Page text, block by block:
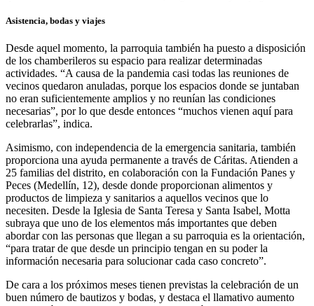
Asistencia, bodas y viajes
Desde aquel momento, la parroquia también ha puesto a disposición
de los chamberileros su espacio para realizar determinadas
actividades. “A causa de la pandemia casi todas las reuniones de
vecinos quedaron anuladas, porque los espacios donde se juntaban
no eran suficientemente amplios y no reunían las condiciones
necesarias”, por lo que desde entonces “muchos vienen aquí para
celebrarlas”, indica.
Asimismo, con independencia de la emergencia sanitaria, también
proporciona una ayuda permanente a través de Cáritas. Atienden a
25 familias del distrito, en colaboración con la Fundación Panes y
Peces (Medellín, 12), desde donde proporcionan alimentos y
productos de limpieza y sanitarios a aquellos vecinos que lo
necesiten. Desde la Iglesia de Santa Teresa y Santa Isabel, Motta
subraya que uno de los elementos más importantes que deben
abordar con las personas que llegan a su parroquia es la orientación,
“para tratar de que desde un principio tengan en su poder la
información necesaria para solucionar cada caso concreto”.
De cara a los próximos meses tienen previstas la celebración de un
buen número de bautizos y bodas, y destaca el llamativo aumento